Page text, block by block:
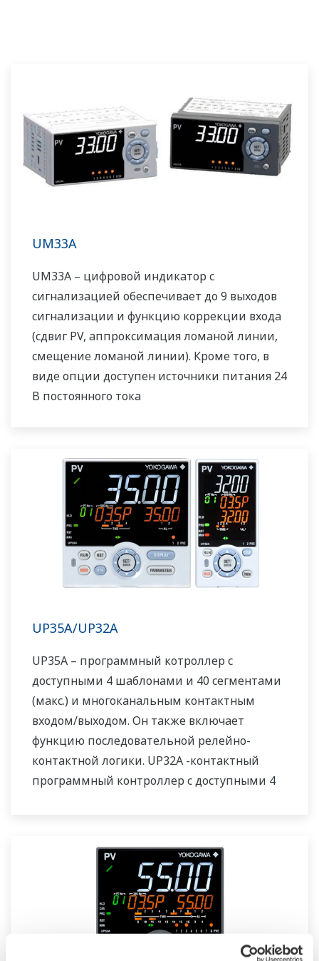
UM33A
UM33A – цифровой индикатор с
сигнализацией обеспечивает до 9 выходов
сигнализации и функцию коррекции входа
(сдвиг PV, аппроксимация ломаной линии,
смещение ломаной линии). Кроме того, в
виде опции доступен источники питания 24
В постоянного тока
UP35A/UP32A
UP35A – программный котроллер с
доступными 4 шаблонами и 40 сегментами
(макс.) и многоканальным контактным
входом/выходом. Он также включает
функцию последовательной релейно-
контактной логики. UP32A -контактный
программный контроллер с доступными 4